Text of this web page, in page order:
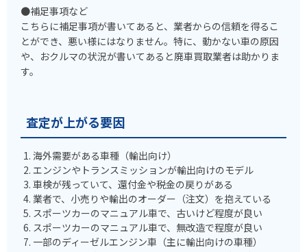
●補足事項など
こちらに補足事項が書いてあると、業者からの信頼を得るこ
とができ、悪い様にはなりません。特に、動かない車の原因
や、おクルマの状況が書いてあると廃車買取業者は助かりま
す。
査定が上がる要因
海外需要がある車種（輸出向け）
エンジンやトランスミッションが輸出向けのモデル
車検が残っていて、還付金や税金の戻りがある
業者で、小売りや輸出のオーダー（注文）を抱えている
スポーツカーのマニュアル車で、古いけど程度が良い
スポーツカーのマニュアル車で、無改造で程度が良い
一部のディーゼルエンジン車（主に輸出向けの車種）